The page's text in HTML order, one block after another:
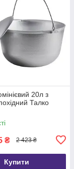
20л з
Талко
₴ 2 423 ₴
Купити